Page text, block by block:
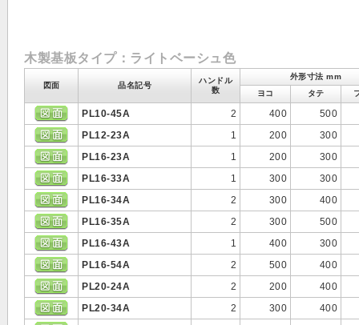
木製基板タイプ：ライトベーシュ色
図面 品名記号
ハンドル
数
外形寸法 mm
ヨコ
タテ
PL10-45A 2 400
500
PL12-23A
1 200
300
PL16-23A
1 200
300
PL16-33A
1 300
300
PL16-34A
2 300
400
PL16-35A
2 300
500
PL16-43A
1 400
300
PL16-54A
2 500
400
PL20-24A
2 200
400
PL20-34A
2 300
400